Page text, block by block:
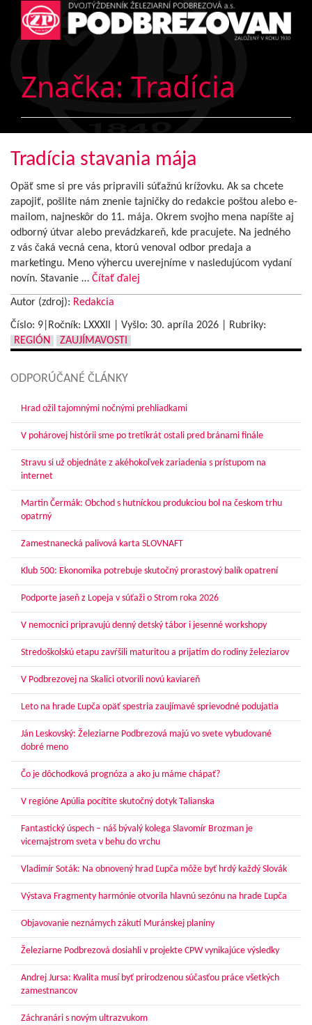
Značka: Tradícia
Tradícia stavania mája
Opäť sme si pre vás pripravili súťažnú krížovku. Ak sa chcete
zapojiť, pošlite nám znenie tajničky do redakcie poštou alebo e-
mailom, najneskôr do 11. mája. Okrem svojho mena napíšte aj
odborný útvar alebo prevádzkareň, kde pracujete. Na jedného
z vás čaká vecná cena, ktorú venoval odbor predaja a
marketingu. Meno výhercu uverejníme v nasledujúcom vydaní
novín. Stavanie … Čítať ďalej
Autor (zdroj): Redakcia
Číslo: 9|Ročník: LXXXIl | Vyšlo: 30. apríla 2026
Rubriky:
REGIÓN
ZAUJÍMAVOSTI
ODPORÚČANÉ ČLÁNKY
Hrad ožil tajomnými nočnými prehliadkami
V pohárovej histórii sme po tretíkrát ostali pred bránami finále
Stravu si už objednáte z akéhokoľvek zariadenia s prístupom na
internet
Martin Čermák: Obchod s hutníckou produkciou bol na českom trhu
opatrný
Zamestnanecká palivová karta SLOVNAFT
Klub 500: Ekonomika potrebuje skutočný prorastový balík opatrení
Podporte jaseň z Lopeja v súťaži o Strom roka 2026
V nemocnici pripravujú denný detský tábor i jesenné workshopy
Stredoškolskú etapu zavŕšili maturitou a prijatím do rodiny železiarov
V Podbrezovej na Skalici otvorili novú kaviareň
Leto na hrade Ľupča opäť spestria zaujímavé sprievodné podujatia
Ján Leskovský: Železiarne Podbrezová majú vo svete vybudované
dobré meno
Čo je dôchodková prognóza a ako ju máme chápať?
V regióne Apúlia pocítite skutočný dotyk Talianska
Fantastický úspech – náš bývalý kolega Slavomír Brozman je
vicemajstrom sveta v behu do vrchu
Vladimír Soták: Na obnovený hrad Ľupča môže byť hrdý každý Slovák
Výstava Fragmenty harmónie otvorila hlavnú sezónu na hrade Ľupča
Objavovanie neznámych zákutí Muránskej planiny
Železiarne Podbrezová dosiahli v projekte CPW vynikajúce výsledky
Andrej Jursa: Kvalita musí byť prirodzenou súčasťou práce všetkých
zamestnancov
Záchranári s novým ultrazvukom